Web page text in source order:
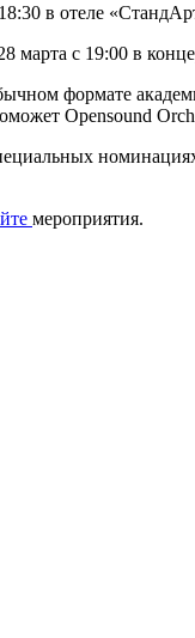
в отеле
с 19:00 в
формате
Opensound
мероприятия.